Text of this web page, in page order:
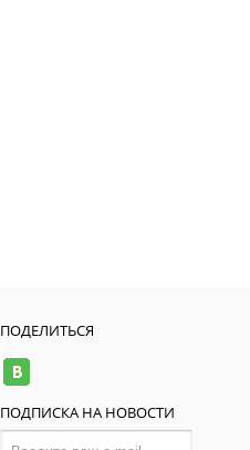
ПОДЕЛИТЬСЯ
ПОДПИСКА НА НОВОСТИ